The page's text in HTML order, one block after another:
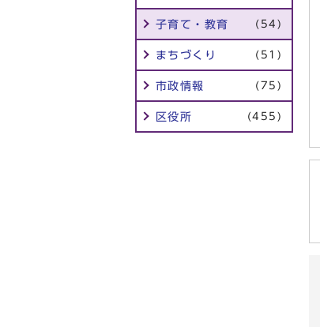
子育て・教育 (54)
まちづくり (51)
市政情報 (75)
区役所 (455)